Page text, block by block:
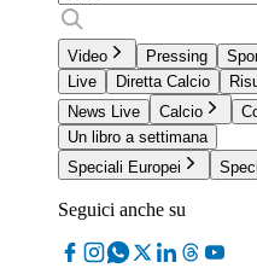
Video Pressing
Live
Diretta Calcio
News Live
Calcio
Un libro a settimana
Speciali Europei
Seguici anche su